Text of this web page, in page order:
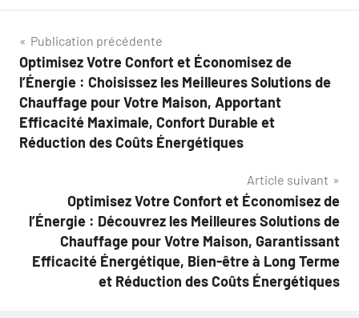
Navigation
de
l’article
Publication précédente
Optimisez Votre Confort et Économisez de
l’Énergie : Choisissez les Meilleures Solutions de
Chauffage pour Votre Maison, Apportant
Efficacité Maximale, Confort Durable et
Réduction des Coûts Énergétiques
Article suivant
Optimisez Votre Confort et Économisez de
l’Énergie : Découvrez les Meilleures Solutions de
Chauffage pour Votre Maison, Garantissant
Efficacité Énergétique, Bien-être à Long Terme
et Réduction des Coûts Énergétiques